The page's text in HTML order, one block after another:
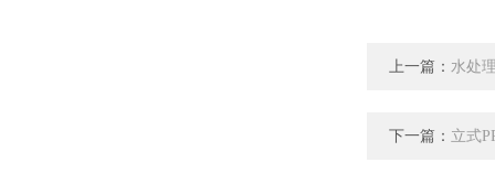
上一篇： 水处
下一篇： 立式